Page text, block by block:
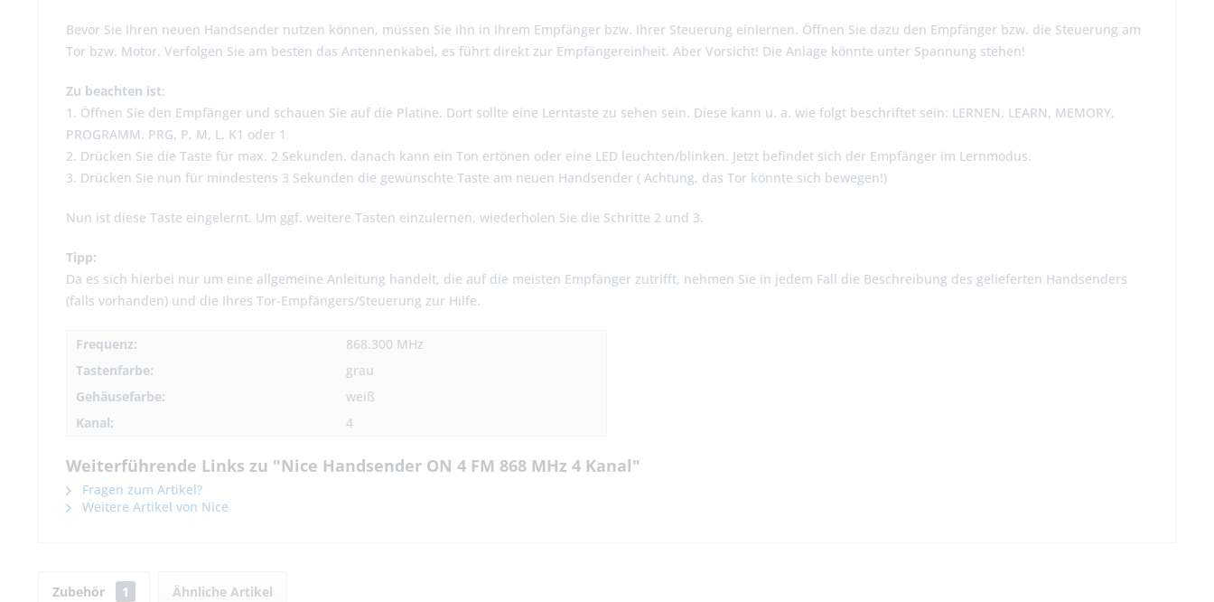
Bevor Sie Ihren neuen Handsender nutzen können, müssen Sie ihn in Ihrem Empfänger bzw. Ihrer Steuerung einlernen. Öffnen Sie dazu den Empfänger bzw. die Steuerung am
Tor bzw. Motor. Verfolgen Sie am besten das Antennenkabel, es führt direkt zur Empfängereinheit. Aber Vorsicht! Die Anlage könnte unter Spannung stehen!
Zu beachten ist:
1. Öffnen Sie den Empfänger und schauen Sie auf die Platine. Dort sollte eine Lerntaste zu sehen sein. Diese kann u. a. wie folgt beschriftet sein: LERNEN, LEARN, MEMORY,
PROGRAMM, PRG, P, M, L, K1 oder 1
2. Drücken Sie die Taste für max. 2 Sekunden, danach kann ein Ton ertönen oder eine LED leuchten/blinken. Jetzt befindet sich der Empfänger im Lernmodus.
3. Drücken Sie nun für mindestens 3 Sekunden die gewünschte Taste am neuen Handsender ( Achtung, das Tor könnte sich bewegen!)
Nun ist diese Taste eingelernt. Um ggf. weitere Tasten einzulernen, wiederholen Sie die Schritte 2 und 3.
Tipp:
Da es sich hierbei nur um eine allgemeine Anleitung handelt, die auf die meisten Empfänger zutrifft, nehmen Sie in jedem Fall die Beschreibung des gelieferten Handsenders
(falls vorhanden) und die Ihres Tor-Empfängers/Steuerung zur Hilfe.
Frequenz:
868.300 MHz
Tastenfarbe:
grau
Gehäusefarbe:
weiß
Kanal:
4
Weiterführende Links zu "Nice Handsender ON 4 FM 868 MHz 4 Kanal"
Fragen zum Artikel?
Weitere Artikel von Nice
Zubehör 1 Ähnliche Artikel